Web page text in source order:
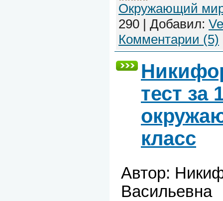
Окружающий
290 | Добавил:
Комментарии (5)
тест за
класс
Автор:
Васильевна